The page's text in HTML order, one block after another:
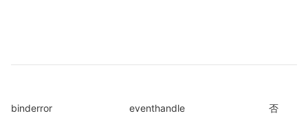
binderror eventhandle 否